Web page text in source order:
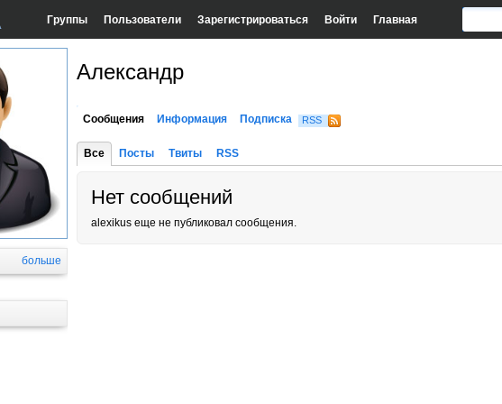
Группы Пользователи Зарегистрироваться Войти Главная
больше
Александр
Сообщения Информация Подписка RSS
Все Посты Твиты RSS
Нет сообщений
alexikus еще не публиковал сообщения.